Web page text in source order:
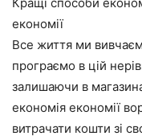
економії
Все життя ми
програємо в цій
залишаючи в
економія економії
витрачати кошти зі